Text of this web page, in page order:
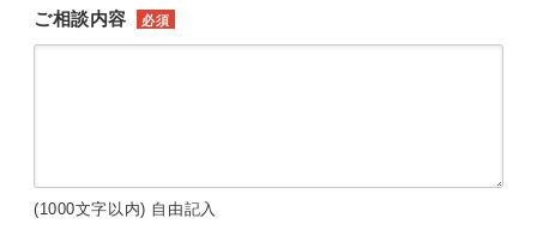
ご相談内容 必須
(1000文字以内) 自由記入